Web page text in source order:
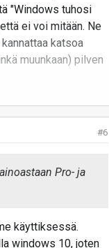
"Windows tuhosi
ei voi mitään. Ne
katsoa
muunkaan) pilven
#6
Pro- ja
käyttiksessä.
windows 10, joten